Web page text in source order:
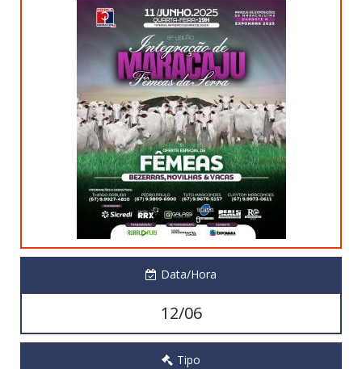
Data/Hora
12/06
Tipo